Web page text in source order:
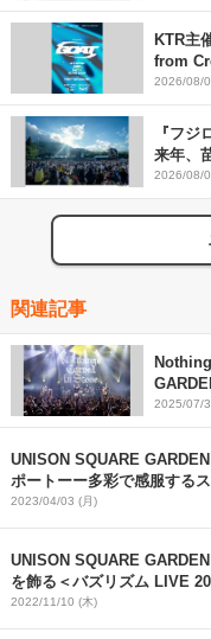
KTR主
from
2026/08/
『フ
来年、
2026/08/
関連記事
を観た
2025/07/
UNISON SQUARE
ポートーー多彩で感服する
2023/04/03 (月)
UNISON SQUARE
を飾る＜バズリズム LIVE
2022/11/10 (木)